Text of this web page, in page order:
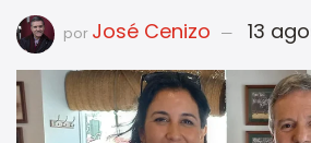
por José Cenizo 13